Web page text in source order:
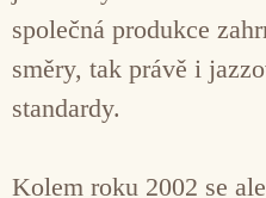
společná produkce
směry, tak právě i
standardy.
Kolem roku 2002 se